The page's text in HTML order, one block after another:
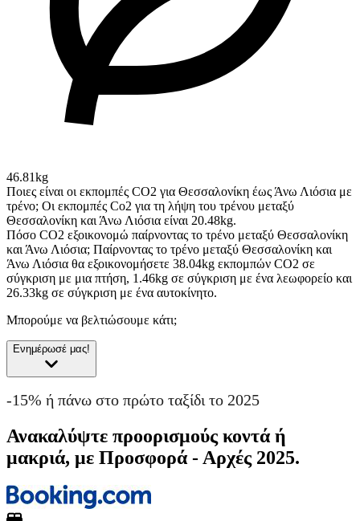
46.81kg
Ποιες είναι οι εκπομπές CO2 για Θεσσαλονίκη έως Άνω Λιόσια με
τρένο; Οι εκπομπές Co2 για τη λήψη του τρένου μεταξύ
Θεσσαλονίκη και Άνω Λιόσια είναι 20.48kg.
Πόσο CO2 εξοικονομώ παίρνοντας το τρένο μεταξύ Θεσσαλονίκη
και Άνω Λιόσια; Παίρνοντας το τρένο μεταξύ Θεσσαλονίκη και
Άνω Λιόσια θα εξοικονομήσετε 38.04kg εκπομπών CO2 σε
σύγκριση με μια πτήση, 1.46kg σε σύγκριση με ένα λεωφορείο και
26.33kg σε σύγκριση με ένα αυτοκίνητο.
Μπορούμε να βελτιώσουμε κάτι;
Ενημέρωσέ μας!
-15% ή πάνω στο πρώτο ταξίδι το 2025
Ανακαλύψτε προορισμούς κοντά ή
μακριά, με Προσφορά - Αρχές 2025.